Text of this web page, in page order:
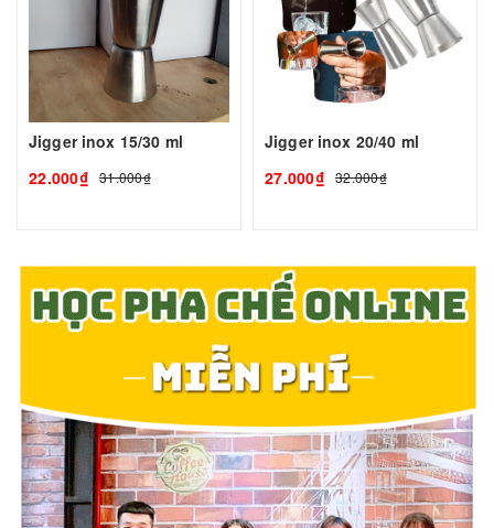
Jigger inox 15/30 ml
22.000₫ 31.000₫
Jigger inox 20/40 ml
27.000₫ 32.000₫